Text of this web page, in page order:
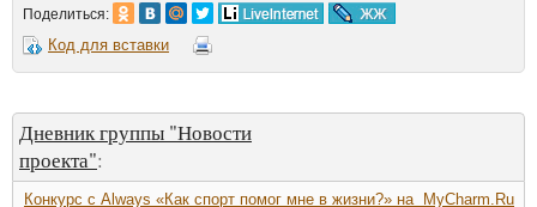
Поделиться:
Код для вставки
Дневник группы "Новости
проекта":
Конкурс с Always «Как спорт помог мне в жизни?» на MyCharm.Ru